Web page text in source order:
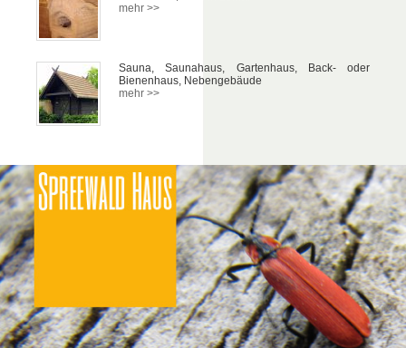
mehr >>
Sauna, Saunahaus, Gartenhaus, Back- oder
Bienenhaus, Nebengebäude
mehr >>
SprewaldHaus
Falk
Ringchaussee
03096
Tel./Fax.: (03 56 03) 8
Email: Hitzer@spreewald-
Web: www.spreewaldhaus-